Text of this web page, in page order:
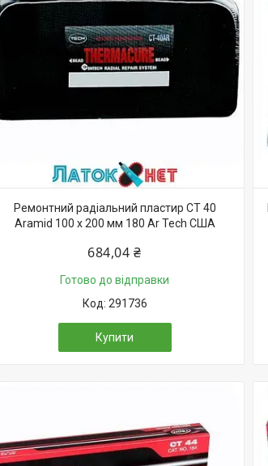
Ремонтний радіальний пластир СТ 40
Aramid 100 x 200 мм 180 Ar Tech США
684,04 ₴
Готово до відправки
291736
Купити